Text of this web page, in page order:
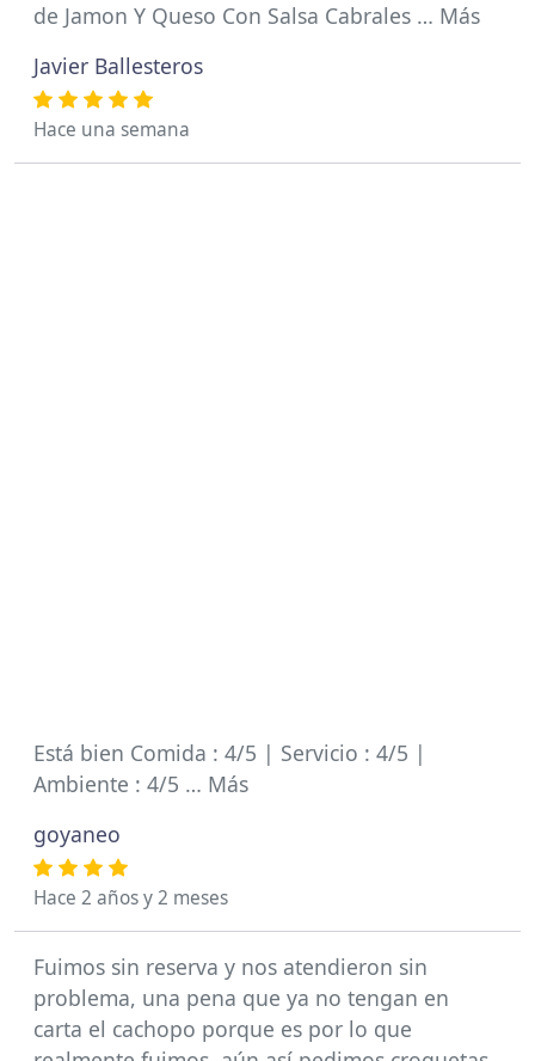
de Jamon Y Queso Con Salsa Cabrales … Más
Javier Ballesteros
Hace una semana
Está bien Comida : 4/5 | Servicio : 4/5 |
Ambiente : 4/5 … Más
goyaneo
Hace 2 años y 2 meses
Fuimos sin reserva y nos atendieron sin
problema, una pena que ya no tengan en
carta el cachopo porque es por lo que